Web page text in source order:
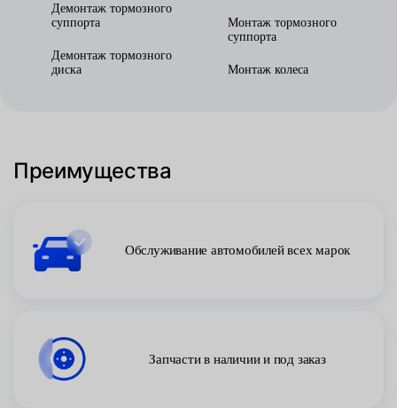
Демонтаж тормозного
суппорта
Демонтаж тормозного
диска
Монтаж тормозного
суппорта
Монтаж колеса
Преимущества
Обслуживание автомобилей всех марок
Запчасти в наличии и под заказ